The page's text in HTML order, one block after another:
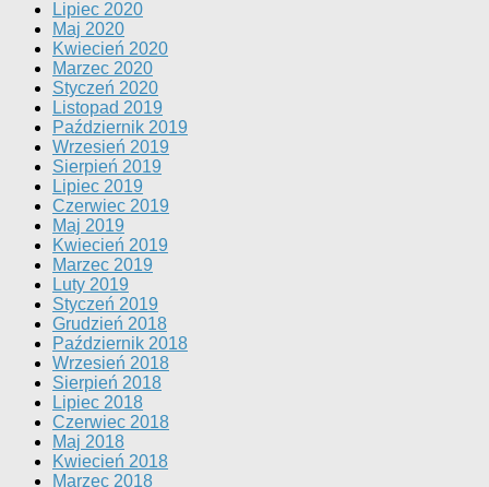
Lipiec 2020
Maj 2020
Kwiecień 2020
Marzec 2020
Styczeń 2020
Listopad 2019
Październik 2019
Wrzesień 2019
Sierpień 2019
Lipiec 2019
Czerwiec 2019
Maj 2019
Kwiecień 2019
Marzec 2019
Luty 2019
Styczeń 2019
Grudzień 2018
Październik 2018
Wrzesień 2018
Sierpień 2018
Lipiec 2018
Czerwiec 2018
Maj 2018
Kwiecień 2018
Marzec 2018